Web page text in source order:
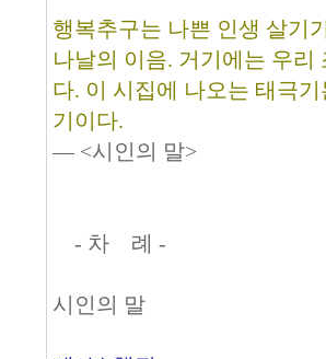
행복추구는 나쁜 인생 살기
나날의 이음. 거기에는 우
다. 이 시집에 나오는 태극
기이다.
― <시인의 말>
- 차 례 -
시인의 말